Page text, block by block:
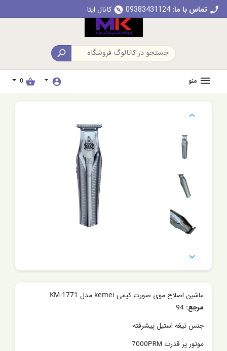
call تماس با ما: 09383431124
explore کانال ایتا

منو account_circle
shopping_basket
0


ماشین اصلاح موی صورت کیمی kemei مدل KM-1771
مرجع:
جنس تیغه استیل پیشرفته
موتور پر قدرت 7000PRM